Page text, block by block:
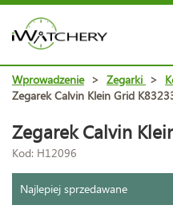
Wprowadzenie > Zegarki >
Zegarek Calvin Klein Grid
Zegarek Calvin
Kod: H12096
Najlepiej sprzedawane